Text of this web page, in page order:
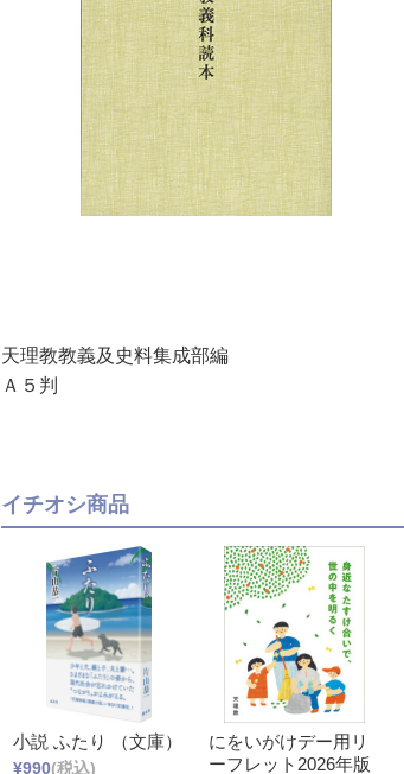
天理教教義及史料集成部編
Ａ５判
イチオシ商品
小説 ふたり （文庫）
¥990(税込)
にをいがけデー用リ
ーフレット2026年版